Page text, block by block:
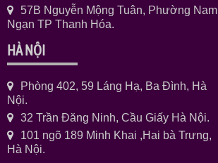
57B Nguyễn Mộng Tuân, Phường Nam
Ngạn TP Thanh Hóa.
HÀ NỘI
Phòng 402, 59 Láng Hạ, Ba Đình, Hà
Nội.
32 Trần Đăng Ninh, Cầu Giấy Hà Nội.
101 ngõ 189 Minh Khai ,Hai bà Trưng,
Hà Nội.